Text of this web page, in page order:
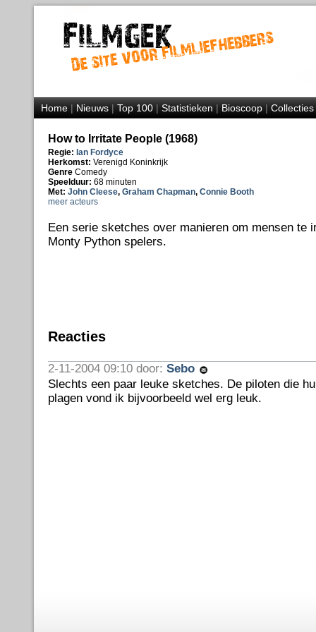
Home|Nieuws|Top 100|Statistieken|Bioscoop|Collecties
How to Irritate People (1968)
Regie: Ian Fordyce
Herkomst: Verenigd Koninkrijk
Genre Comedy
Speelduur: 68 minuten
Met: John Cleese, Graham Chapman, Connie Booth
meer acteurs
Een serie sketches over manieren om mensen te
Monty Python spelers.
Reacties
2-11-2004 09:10 door: Sebo
Slechts een paar leuke sketches. De piloten die
plagen vond ik bijvoorbeeld wel erg leuk.